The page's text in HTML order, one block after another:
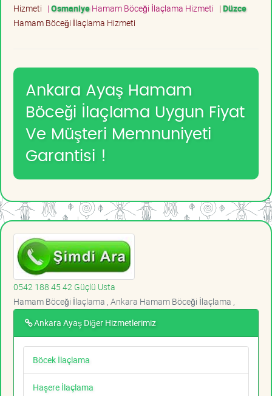
Hizmeti | OsmaniyeHamam Böceği İlaçlama Hizmeti | Düzce
Hamam Böceği İlaçlama Hizmeti
Ankara Ayaş Hamam
Böceği İlaçlama Uygun Fiyat
Ve Müşteri Memnuniyeti
Garantisi !
0542 188 45 42 Güçlü Usta
Hamam Böceği İlaçlama , Ankara Hamam Böceği İlaçlama ,
Ankara Ayaş Diğer Hizmetlerimiz
Böcek İlaçlama
Haşere İlaçlama